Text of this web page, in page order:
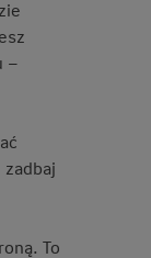
–
To